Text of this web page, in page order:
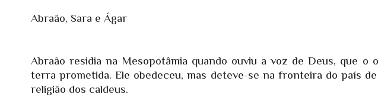
Abraão, Sara e Ágar
Abraão residia na Mesopotâmia quando ouviu a voz de Deus, que o
terra prometida. Ele obedeceu, mas deteve-se na fronteira do país
religião dos caldeus.